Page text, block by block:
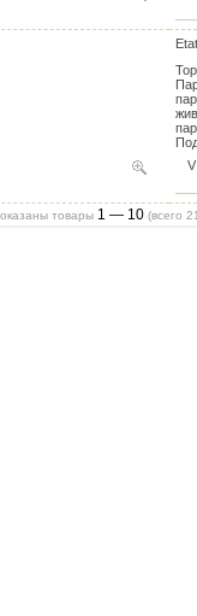
V
товары 1 — 10 (всего